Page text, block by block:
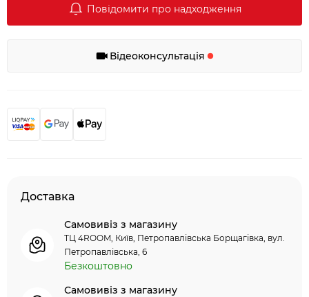
Повідомити про надходження
Відеоконсультація
Доставка
Самовивіз з магазину
ТЦ 4ROOM, Київ, Петропавлівська Борщагівка, вул.
Петропавлівська, 6
Безкоштовно
Самовивіз з магазину